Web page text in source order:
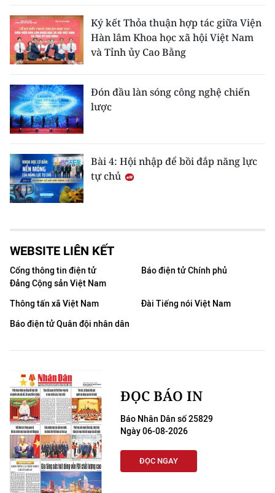
Ký kết Thỏa thuận hợp tác giữa Viện
Hàn lâm Khoa học xã hội Việt Nam
và Tỉnh ủy Cao Bằng
Đón đầu làn sóng công nghệ chiến
lược
Bài 4: Hội nhập để bồi đắp năng lực
tự chủ
WEBSITE LIÊN KẾT
Cổng thông tin điện tử
Đảng Cộng sản Việt Nam
Báo điện tử Chính phủ
Thông tấn xã Việt Nam
Đài Tiếng nói Việt Nam
Báo điện tử Quân đội nhân dân
ĐỌC BÁO IN
Báo Nhân Dân số 25829
Ngày 06-08-2026
ĐỌC NGAY